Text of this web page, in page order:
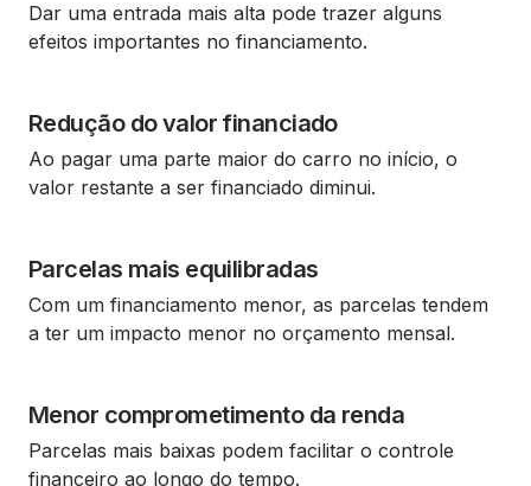
Dar uma entrada mais alta pode trazer alguns
efeitos importantes no financiamento.
Redução do valor financiado
Ao pagar uma parte maior do carro no início, o
valor restante a ser financiado diminui.
Parcelas mais equilibradas
Com um financiamento menor, as parcelas tendem
a ter um impacto menor no orçamento mensal.
Menor comprometimento da renda
Parcelas mais baixas podem facilitar o controle
financeiro ao longo do tempo.